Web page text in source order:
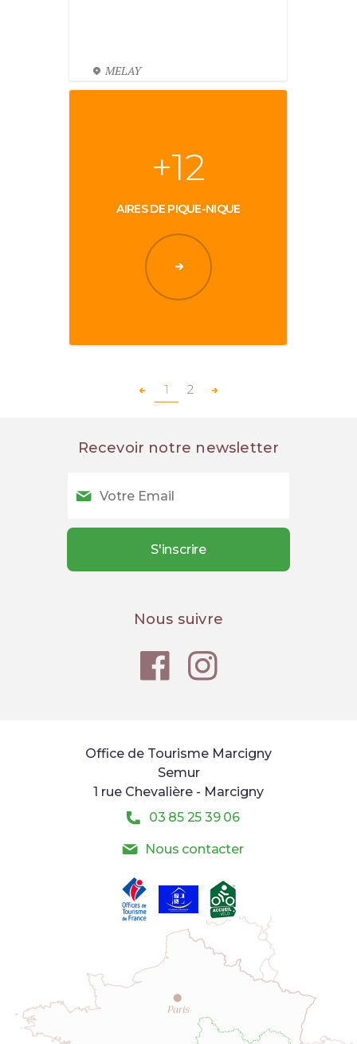
MELAY
+12
AIRES DE PIQUE-NIQUE
1 2
Recevoir notre newsletter
Nous suivre
Office de Tourisme Marcigny
Semur
1 rue Chevalière - Marcigny
03 85 25 39 06
Nous contacter